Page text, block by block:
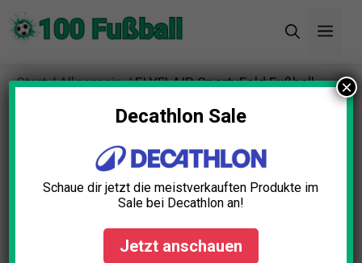
Zum
Inhalt
Start/Allgemein/ ELYFLAIR SportyFold Fußball
Decathlon Sale
Schaue dir jetzt die meistverkauften Produkte im
Sale bei Decathlon an!
Jetzt anschauen
×